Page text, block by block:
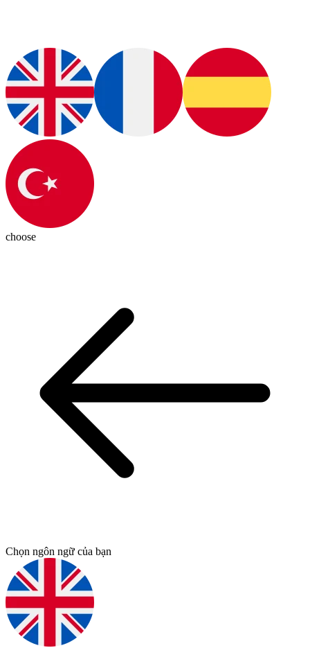
choose
Chọn ngôn ngữ của bạn